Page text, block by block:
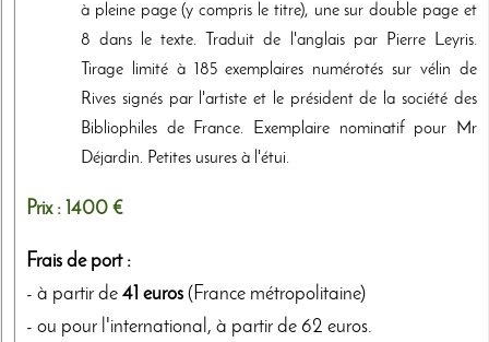
à pleine page (y compris le titre), une sur double page et
8 dans le texte. Traduit de l'anglais par Pierre Leyris.
Tirage limité à 185 exemplaires numérotés sur vélin de
Rives signés par l'artiste et le président de la société des
Bibliophiles de France. Exemplaire nominatif pour Mr
Déjardin. Petites usures à l'étui.
Prix : 1400 €
Frais de port :
- à partir de 41 euros (France métropolitaine)
- ou pour l'international, à partir de 62 euros.